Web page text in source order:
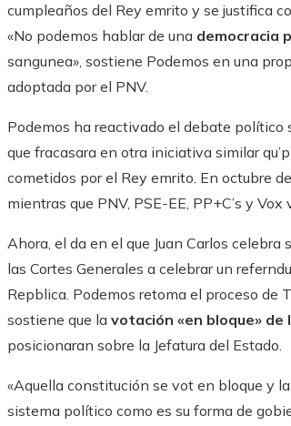
cumpleaños del Rey emrito y se justifica
«No podemos hablar de una democracia
sangunea», sostiene Podemos en una
adoptada por el PNV.
Podemos ha reactivado el debate político
que fracasara en otra iniciativa similar
cometidos por el Rey emrito. En octubre
mientras que PNV, PSE-EE, PP+C’s y
Ahora, el da en el que Juan Carlos
las Cortes Generales a celebrar un
Repblica. Podemos retoma el proceso de
sostiene que la votación «en bloque»
posicionaran sobre la Jefatura del Estado.
«Aquella constitución se vot en bloque y
sistema político como es su forma de